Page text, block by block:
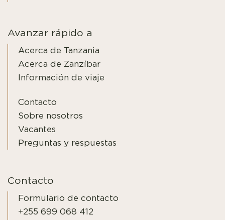
Avanzar rápido a
Acerca de Tanzania
Acerca de Zanzíbar
Información de viaje
Contacto
Sobre nosotros
Vacantes
Preguntas y respuestas
Contacto
Formulario de contacto
+255 699 068 412